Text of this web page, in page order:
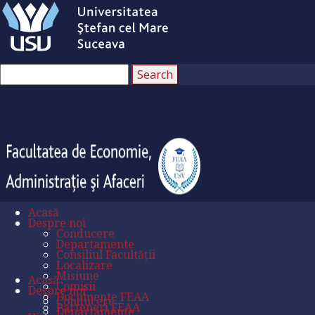
Acasă
Despre noi
Conducere
Departamente
Consiliul Facultății
Localizare
Misiune
Comisii
Documente FEAA
Parteneri FEAA
Acasă
Despre noi
Conducere
Departamente